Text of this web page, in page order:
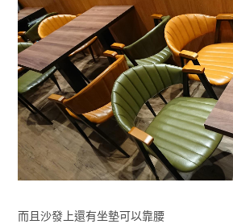
而且沙發上還有坐墊可以靠腰